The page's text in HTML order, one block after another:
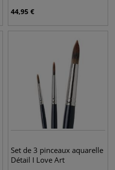
44,95 €
Set de 3 pinceaux aquarelle
Détail I Love Art